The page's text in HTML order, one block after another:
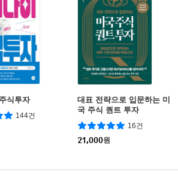
식투자
144건
대표 전략으로 입문하는 미
국 주식 퀀트 투자
16건
21,000원